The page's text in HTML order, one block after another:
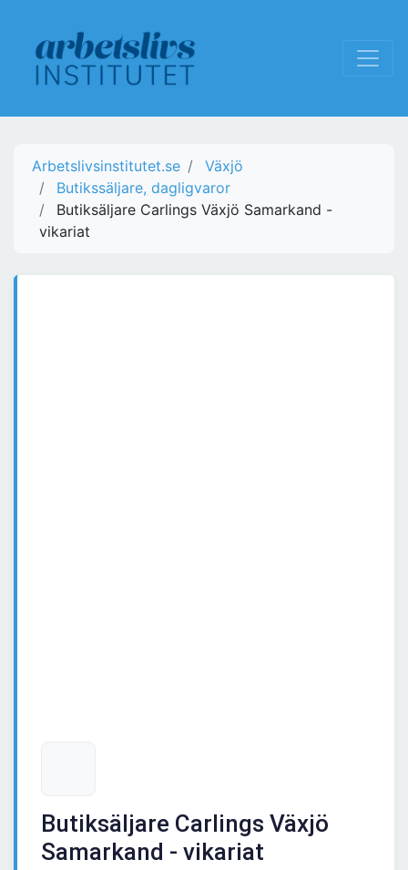
Arbetslivsinstitutet.se
Växjö
Butikssäljare, dagligvaror
Butiksäljare Carlings Växjö Samarkand -
vikariat
Butiksäljare Carlings Växjö
Samarkand - vikariat